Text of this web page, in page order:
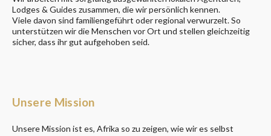
Lodges & Guides zusammen, die wir persönlich kennen.
Viele davon sind familiengeführt oder regional verwurzelt. So
unterstützen wir die Menschen vor Ort und stellen gleichzeitig
sicher, dass ihr gut aufgehoben seid.
Unsere Mission
Unsere Mission ist es, Afrika so zu zeigen, wie wir es selbst